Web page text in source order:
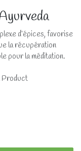
d’épices, favorise
la récupération
pour la méditation.
Product